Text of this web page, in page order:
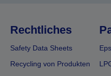
Rechtliches
Safety Data Sheets
Recycling von Produkten